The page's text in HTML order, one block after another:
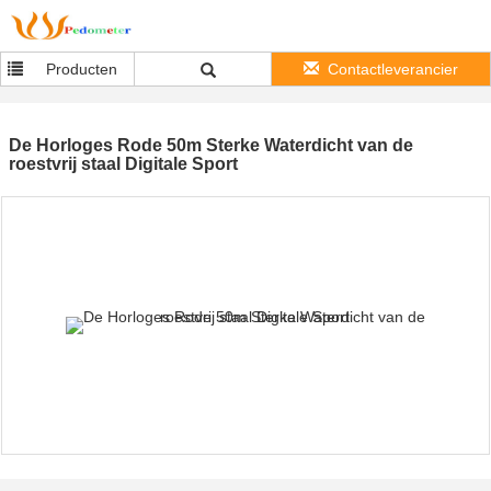
Producten Contactleverancier
De Horloges Rode 50m Sterke Waterdicht van de
roestvrij staal Digitale Sport